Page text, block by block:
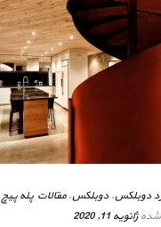
دوبلکس,دوبلکس,مقالات پله پیچ
شده ژانویه 11, 2020